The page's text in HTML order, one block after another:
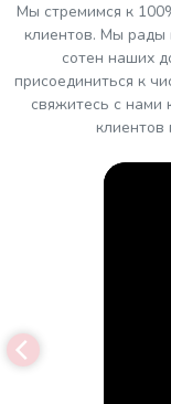
Мы стремимся к
клиентов. Мы рады
сотен наших
присоединиться к
свяжитесь с нами
клиентов